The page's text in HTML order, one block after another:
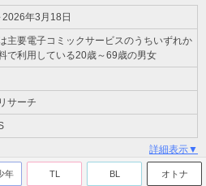
年3月18日
主要電子コミックサービスのうちいずれか
で利用している20歳～69歳の男女
サーチ
詳細表示▼
年 TL BL オトナ